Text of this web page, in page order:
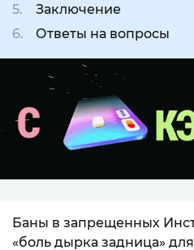
Заключение
Ответы на вопросы
Баны в запрещенных
«боль дырка задница»